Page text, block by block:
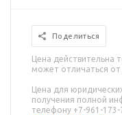
Поделиться
Цена действительна
может отличаться от
Цена для
получения полной
телефону +7-961-